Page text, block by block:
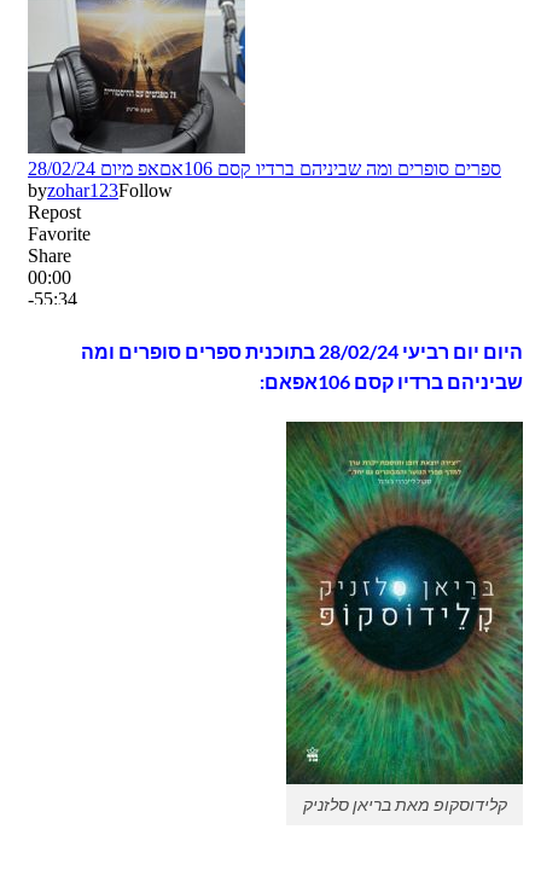
היום יום רביעי 28/02/24 בתוכנית
ספרים סופרים ומה
שביניהם ברדיו קסם 106אפאם:
קלידוסקופ מאת בריאן סלזניק